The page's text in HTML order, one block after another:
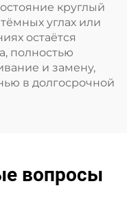
круглый
углах или
остаётся
полностью
и замену,
в долгосрочной
вопросы